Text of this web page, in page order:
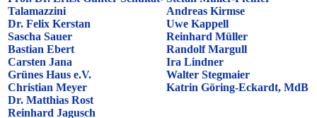
Talamazzini
Dr. Felix Kerstan
Sascha Sauer
Bastian Ebert
Carsten Jana
Grünes Haus e.V.
Christian Meyer
Dr. Matthias Rost
Reinhard Jagusch
Andreas Kirmse
Uwe Kappell
Reinhard Müller
Randolf Margull
Ira Lindner
Walter Stegmaier
Katrin Göring-Eckardt, MdB